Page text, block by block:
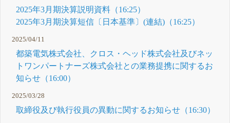
2025年3月期決算説明資料（16:25）
2025年3月期決算短信〔日本基準〕(連結)（16:25）
2025/04/11
都築電気株式会社、クロス・ヘッド株式会社及びネッ
トワンパートナーズ株式会社との業務提携に関するお
知らせ（16:00）
2025/03/28
取締役及び執行役員の異動に関するお知らせ（16:30）